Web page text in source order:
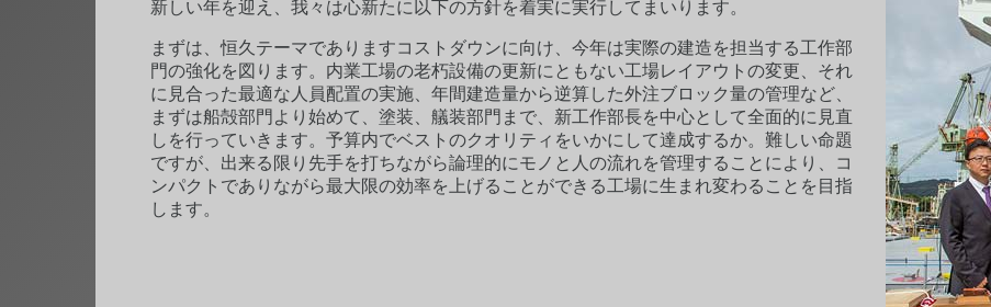
新しい年を迎え、我々は心新たに以下の方針を着実に実行してまいります。
まずは、恒久テーマでありますコストダウンに向け、今年は実際の建造を担当する工作部
門の強化を図ります。内業工場の老朽設備の更新にともない工場レイアウトの変更、それ
に見合った最適な人員配置の実施、年間建造量から逆算した外注ブロック量の管理など、
まずは船殻部門より始めて、塗装、艤装部門まで、新工作部長を中心として全面的に見直
しを行っていきます。予算内でベストのクオリティをいかにして達成するか。難しい命題
ですが、出来る限り先手を打ちながら論理的にモノと人の流れを管理することにより、コ
ンパクトでありながら最大限の効率を上げることができる工場に生まれ変わることを目指
します。